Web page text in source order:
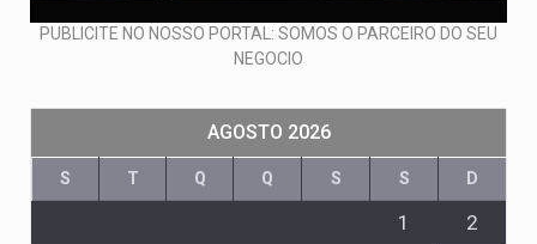
PUBLICITE NO NOSSO PORTAL: SOMOS O PARCEIRO DO SEU
NEGOCIO
AGOSTO 2026
S T Q Q S S D
1
2